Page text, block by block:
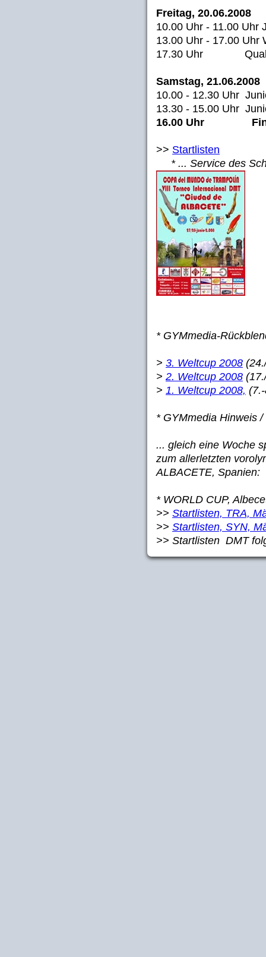
Freitag, 20.06.2008
10.00 Uhr - 11.00 Uhr
13.00 Uhr - 17.00 Uhr
17.30 Uhr
Samstag, 21.06.2008
10.00 - 12.30 Uhr
13.30 - 15.00 Uhr
16.00 Uhr
>> Startlisten
* ... Service des
* GYMmedia-
> 3. Weltcup 2008
> 2. Weltcup 2008
> 1. Weltcup 2008,
* GYMmedia Hinweis /
... gleich eine Woche
zum allerletzten
ALBACETE, Spanien:
* WORLD CUP,
>> Startlisten, TRA,
>> Startlisten, SYN,
>> Startlisten DMT